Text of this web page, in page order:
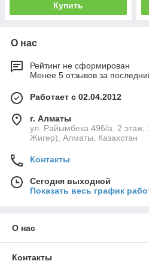
Купить
О нас
Рейтинг не сформирован
Менее 5 отзывов за
Работает с 02.04.2012
г. Алматы
ул. Райымбека 496/а, 2 этаж,
Жигер), Алматы, Казахстан
Контакты
Сегодня выходной
Показать весь график
О нас
Контакты